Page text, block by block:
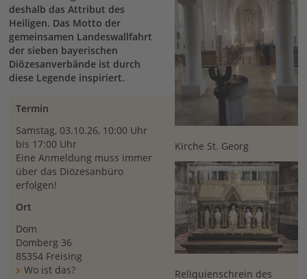
Kirche St. Georg
Reliquienschrein des
deshalb das Attribut des
Heiligen. Das Motto der
gemeinsamen Landeswallfahrt
der sieben bayerischen
Diözesanverbände ist durch
diese Legende inspiriert.
Termin
Samstag, 03.10.26, 10:00 Uhr
bis 17:00 Uhr
Eine Anmeldung muss immer
über das Diözesanbüro
erfolgen!
Ort
Dom
Domberg 36
85354 Freising
Wo ist das?